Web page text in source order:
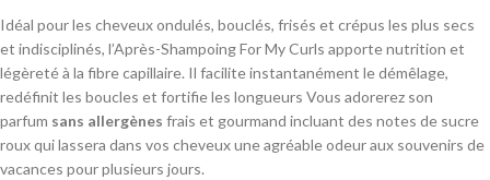
Idéal pour les cheveux ondulés, bouclés, frisés et crépus les plus secs
et indisciplinés, l’Après-Shampoing For My Curls apporte nutrition et
légèreté à la fibre capillaire. Il facilite instantanément le démêlage,
redéfinit les boucles et fortifie les longueurs Vous adorerez son
parfum sans allergènes frais et gourmand incluant des notes de sucre
roux qui lassera dans vos cheveux une agréable odeur aux souvenirs de
vacances pour plusieurs jours.